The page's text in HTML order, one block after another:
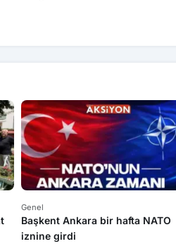
Genel
Başkent Ankara bir hafta NATO
iznine girdi